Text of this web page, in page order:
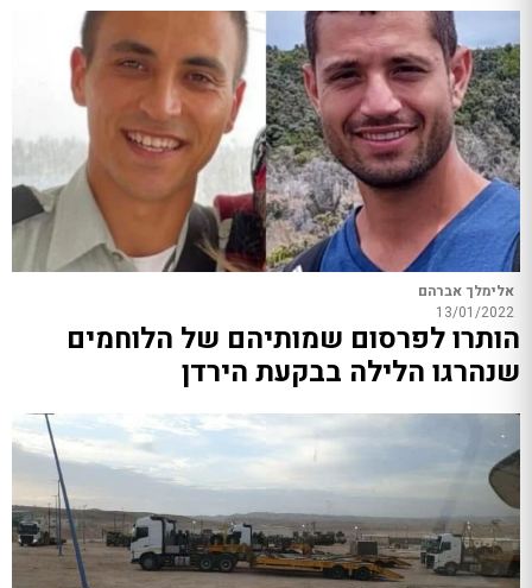
אלימלך אברהם
13/01/2022
הותרו לפרסום שמותיהם של הלוחמים
שנהרגו הלילה בבקעת הירדן